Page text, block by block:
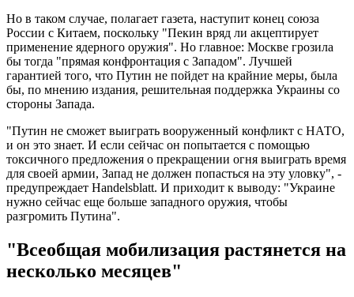
Но в таком случае, полагает газета, наступит конец союза
России с Китаем, поскольку "Пекин вряд ли акцептирует
применение ядерного оружия". Но главное: Москве грозила
бы тогда "прямая конфронтация с Западом". Лучшей
гарантией того, что Путин не пойдет на крайние меры, была
бы, по мнению издания, решительная поддержка Украины со
стороны Запада.
"Путин не сможет выиграть вооруженный конфликт с НАТО,
и он это знает. И если сейчас он попытается с помощью
токсичного предложения о прекращении огня выиграть время
для своей армии, Запад не должен попасться на эту уловку", -
предупреждает Handelsblatt. И приходит к выводу: "Украине
нужно сейчас еще больше западного оружия, чтобы
разгромить Путина".
"Всеобщая мобилизация растянется на
несколько месяцев"